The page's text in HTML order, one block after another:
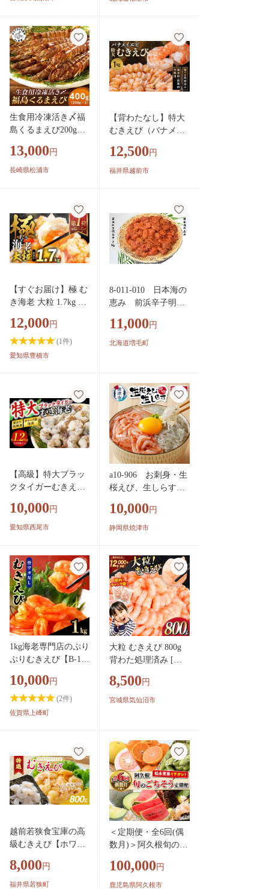
ラ凍結 剥きえび む
き海老 魚介 エビ 海
老 小分け むき身
生食用冷凍活き〆福
島くるまえび200g×2
マエビ くるまえび
えび エビ 海老 生食
13,000 円
長崎県松浦市
【背わたなし】特大
むきえび（バナメイ
で冷凍 むきエビ背
ワタ無し
12,500 円
福井県越前市
【すぐお届け】極 む
き海老 大粒 1.7kg む
型 大サイズ 正味量
1.5kg 下処理済み 背
わたなし バラ凍結
理 冷凍 定期 海鮮
12,000 円
(1件)
愛知県豊橋市
8-011-010 日本海の
恵み 前浜辛子明太
11,000 円
北海道増毛町
【高級】特大ブラッ
クタイガーむきえ
g）《配達不可エリ
ア：北海道・沖縄・
10,000 円
愛知県西尾市
a10-906 お刺身・生
桜えび、生しらす・
10,000 円
静岡県焼津市
1kg海老専門店のぷり
ぷりむきえび【B-121
10,000 円
(2件)
佐賀県上峰町
大粒 むきえび 800g
背わた処理済み [カ
市 20566078] えび 冷
凍 剥き海老 むきエビ
むき身
8,500 円
宮城県気仙沼市
越前若狭食宝庫の高
級むきえび【ホワイ
凍】800g/約90～100
尾 海老
8,000 円
福井県若狭町
＜定期便・全6回(偶
数月)＞阿久根旬のご
ん・露地不知火・そ
ら豆・南国グリーン
100,000 円
鹿児島県阿久根市